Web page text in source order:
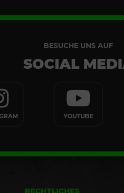
BESUCHE UNS AUF
SOCIAL
YOUTUBE
RECHTLICHES